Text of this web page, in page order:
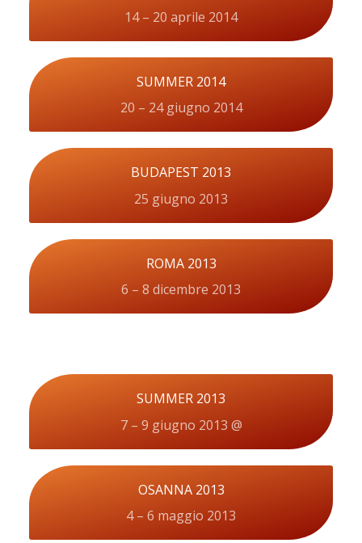
14 – 20 aprile 2014
SUMMER 2014
20 – 24 giugno 2014
BUDAPEST 2013
25 giugno 2013
ROMA 2013
6 – 8 dicembre 2013
SUMMER 2013
7 – 9 giugno 2013 @
OSANNA 2013
4 – 6 maggio 2013